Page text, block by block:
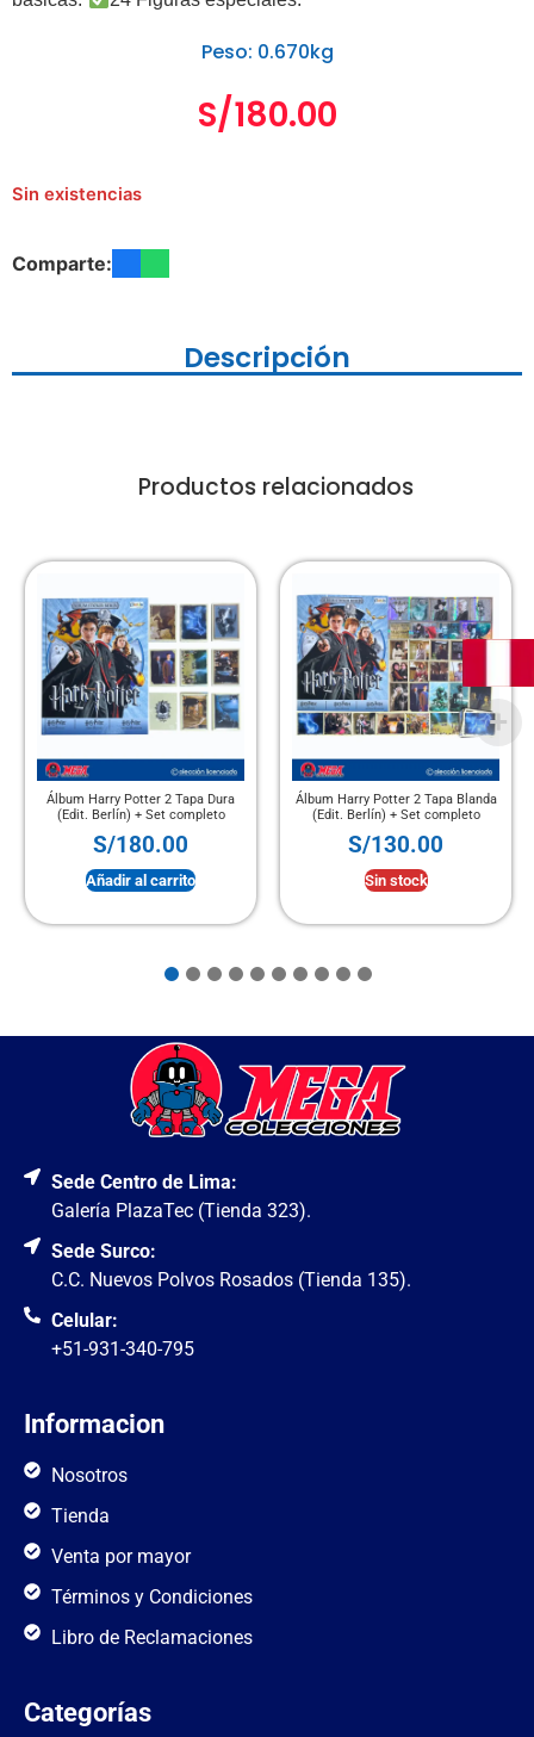
Peso: 0.670kg
S/180.00
Sin existencias
Comparte:
Descripción
Productos relacionados
Álbum Harry Potter 2 Tapa Dura
(Edit. Berlín) + Set completo
S/180.00
Añadir al carrito
Álbum Harry Potter 2 Tapa Blanda
(Edit. Berlín) + Set completo
S/130.00
Sin stock
Sede Centro de Lima:
Galería PlazaTec (Tienda 323).
Sede Surco:
C.C. Nuevos Polvos Rosados (Tienda 135).
Celular:
+51-931-340-795
Informacion
Nosotros
Tienda
Venta por mayor
Términos y Condiciones
Libro de Reclamaciones
Categorías